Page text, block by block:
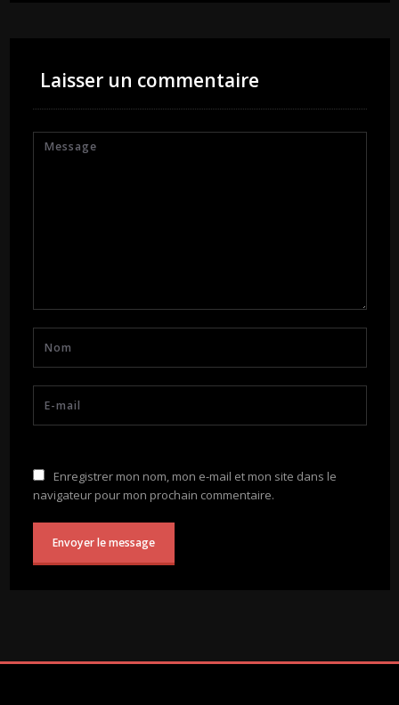
Laisser un commentaire
Enregistrer mon nom, mon e-mail et mon site dans le
navigateur pour mon prochain commentaire.